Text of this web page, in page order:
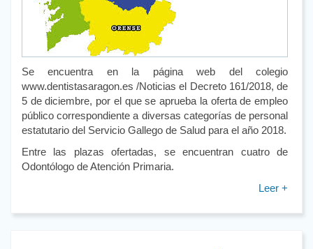
Se encuentra en la página web del colegio
www.dentistasaragon.es /Noticias el Decreto 161/2018, de
5 de diciembre, por el que se aprueba la oferta de empleo
público correspondiente a diversas categorías de personal
estatutario del Servicio Gallego de Salud para el año 2018.
Entre las plazas ofertadas, se encuentran cuatro de
Odontólogo de Atención Primaria.
Leer +